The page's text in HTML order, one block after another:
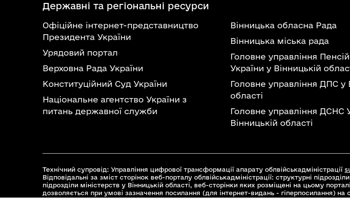
Державні та регіональні ресурси
Офіційне інтернет-представництво
Президента України
Урядовий портал
Верховна Рада України
Конституційний Суд України
Національне агентство України з
питань державної служби
Вінницька обласна Рада
Вінницька міська рада
Головне управління
України у Вінницькій
Головне управління ДПС у
області
Головне управління ДСНС
Вінницькій області
Технічний супровід: Управління цифрової трансформації апарату облвійськадміністрації
Відповідальні за зміст сторінок веб-порталу облвійськадміністрації: структурні
підрозділи міністерств у Вінницькій області, веб-сторінки яких розміщені на цьому
дозволяється при умові зазначення посилання (для інтернет-видань - гіперпосилання) на